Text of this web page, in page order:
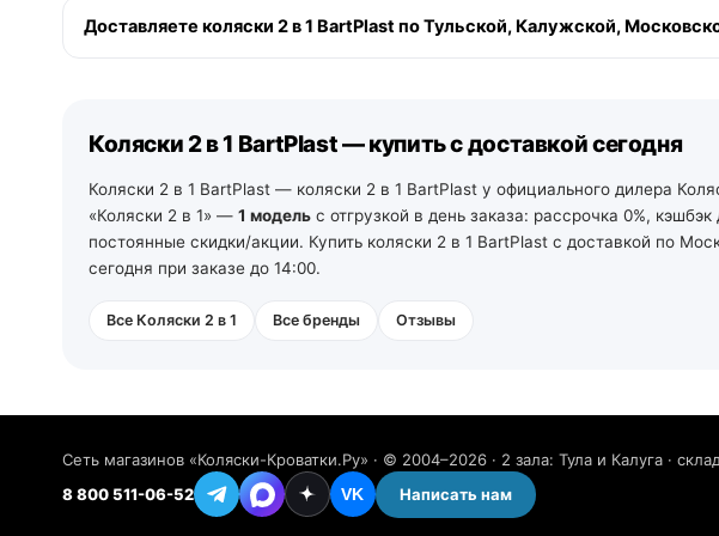
пределах МКАД. По Санкт-Петербургу и Ленинградской области — от 2
Доставляете коляски 2 в 1 BartPlast по Тульской, Калужской,
Коляски 2 в 1 BartPlast — купить с доставкой сегодня
Коляски 2 в 1 BartPlast — коляски 2 в 1 BartPlast у официального дилера
«Коляски 2 в 1» — 1 модель с отгрузкой в день заказа: рассрочка 0%, кэшбэк
постоянные скидки/акции. Купить коляски 2 в 1 BartPlast с доставкой по
сегодня при заказе до 14:00.
Все Коляски 2 в 1 Все бренды Отзывы
Сеть магазинов «Коляски-Кроватки.Ру» · © 2004–2026 · 2 зала: Тула и Калуга ·
8 800 511-06-52
VK Написать нам